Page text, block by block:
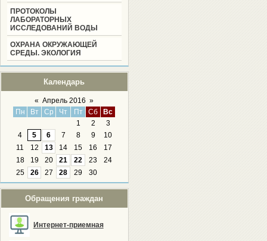
ПРОТОКОЛЫ
ЛАБОРАТОРНЫХ
ИССЛЕДОВАНИЙ ВОДЫ
ОХРАНА ОКРУЖАЮЩЕЙ
СРЕДЫ. ЭКОЛОГИЯ
Календарь
« Апрель 2016 »
Пн
Вт Ср Чт Пт Сб
Вс
1
2
3
4
5 6 7 8 9
10
11
12 13 14 15 16
17
18
19 20 21 22 23
24
25
26 27 28 29 30
Обращения граждан
Интернет-приемная